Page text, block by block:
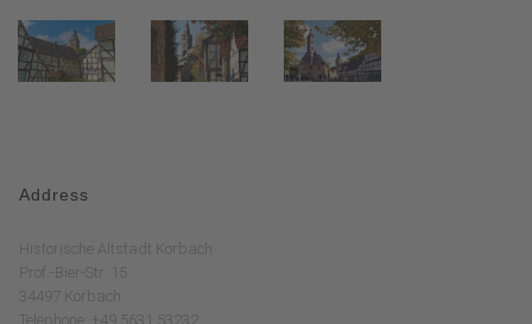
Address
Historische Altstadt Korbach
Prof.-Bier-Str. 15
34497 Korbach
Telephone: +49 5631 53232